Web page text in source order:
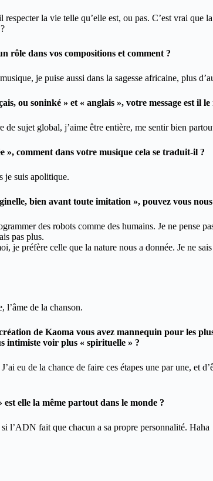
la vie telle qu’elle est, ou pas. C’est vrai que
rôle dans vos compositions et comment ?
je puise aussi dans la sagesse africaine, plus
ou soninké » et « anglais », votre message est il le
de sujet global, j’aime être entière, me sentir bien
», comment dans votre musique cela se traduit-il ?
je suis apolitique.
bien avant toute imitation », pouvez vous
des robots comme des humains. Je ne pense
pas plus.
je préfère celle que la nature nous a donnée. Je ne
l’âme de la chanson.
de Kaoma vous avez mannequin pour les
intimiste voir plus « spirituelle » ?
eu de la chance de faire ces étapes une par une, et
elle la même partout dans le monde ?
l’ADN fait que chacun a sa propre personnalité. Haha